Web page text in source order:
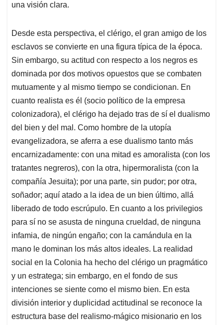
una visión clara.
Desde esta perspectiva, el clérigo, el gran amigo de los
esclavos se convierte en una figura típica de la época.
Sin embargo, su actitud con respecto a los negros es
dominada por dos motivos opuestos que se combaten
mutuamente y al mismo tiempo se condicionan. En
cuanto realista es él (socio político de la empresa
colonizadora), el clérigo ha dejado tras de sí el dualismo
del bien y del mal. Como hombre de la utopía
evangelizadora, se aferra a ese dualismo tanto más
encarnizadamente: con una mitad es amoralista (con los
tratantes negreros), con la otra, hipermoralista (con la
compañía Jesuita); por una parte, sin pudor; por otra,
soñador; aquí atado a la idea de un bien último, allá
liberado de todo escrúpulo. En cuanto a los privilegios
para sí no se asusta de ninguna crueldad, de ninguna
infamia, de ningún engaño; con la camándula en la
mano le dominan los más altos ideales. La realidad
social en la Colonia ha hecho del clérigo un pragmático
y un estratega; sin embargo, en el fondo de sus
intenciones se siente como el mismo bien. En esta
división interior y duplicidad actitudinal se reconoce la
estructura base del realismo-mágico misionario en los